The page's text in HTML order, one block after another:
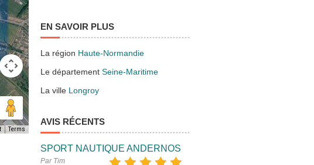
Terms
EN SAVOIR PLUS
La région Haute-Normandie
Le département Seine-Maritime
La ville Longroy
AVIS RÉCENTS
SPORT NAUTIQUE ANDERNOS
Par Tim